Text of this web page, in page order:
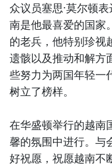
众议员塞思·莫尔顿
南是他最喜爱的国家
的老兵，他特别珍视
遗骸以及推动和解方
些努力为两国年轻一
树立了榜样。
在华盛顿举行的越南
馨的氛围中进行。与
好祝愿，祝愿越南不